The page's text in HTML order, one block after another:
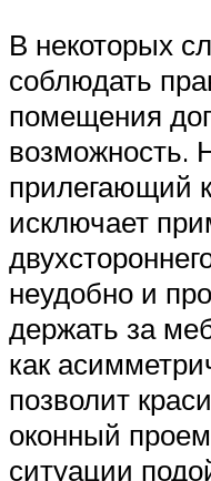
В некоторых
соблюдать
помещения
возможность.
прилегающий
исключает
неудобно и
держать за
как
позволит
оконный
ситуации